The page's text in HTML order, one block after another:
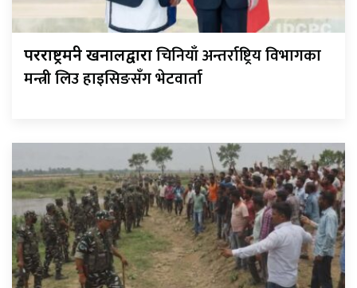
परराष्ट्रमन्त्री खनालद्वाराचिनियाँ अन्तर्राष्ट्रिय विभागका
मन्त्री लिउ हाइसिङसँग भेटवार्ता